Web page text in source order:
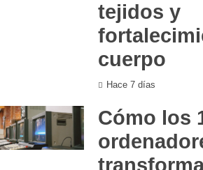
tejidos y
cuerpo
Hace 7 días
Cómo los